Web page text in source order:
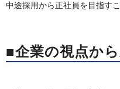
中途採用から正社員を目指す
■企業の視点か